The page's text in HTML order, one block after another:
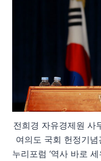
전희경 자유경제원 사
여의도 국회 헌정기
누리포럼 ‘역사 바로